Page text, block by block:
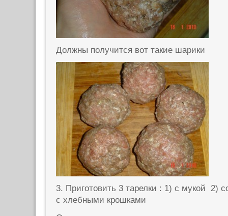
Должны получится вот такие шарики
3. Приготовить 3 тарелки : 1) с мукой 2)
с хлебными крошками